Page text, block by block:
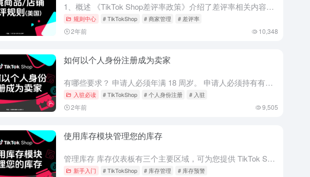
1、概述 《TikTok Shop差评率政策》介绍了差评率相关内容，包括对卖家的要求、差评率计算方式、对绩效不佳的整体处罚措施等。 所有通过TikTok Shop销售商品的卖家都必须遵守《TikTok...
规则中心 # TikTokShop # 商家管理 # 差评率
2年前 10,348
如何以个人身份注册成为卖家
有哪些要求？ 申请人必须年满 18 周岁。 申请人必须持有有效的美国护照或美国驾驶执照。 申请人使用的电话号码和电子邮件地址不得用于开设其他商店。 政界人士不得成为 TikTok 商店卖家。 申请人必...
入驻必读 # TikTokShop # 个人身份注册 # 入驻
2年前 9,505
使用库存模块管理您的库存
管理库存 库存仪表板有三个主要区域，可为您提供 TikTok Shop 库存分布的概览。“Stock History（库存历史）”显示每个 SKU 的库存数量变化历史，包括您的编辑记录和买家的购买记录...
新手入门 # TikTokShop # 库存管理 # 库存预警